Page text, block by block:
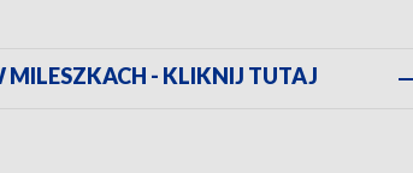
- KLIKNIJ TUTAJ